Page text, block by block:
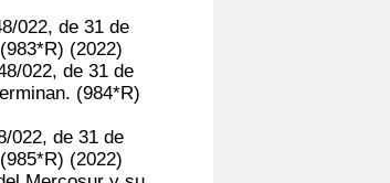
022, de 31 de
(2022)
022, de 31 de
(984*R)
022, de 31 de
(2022)